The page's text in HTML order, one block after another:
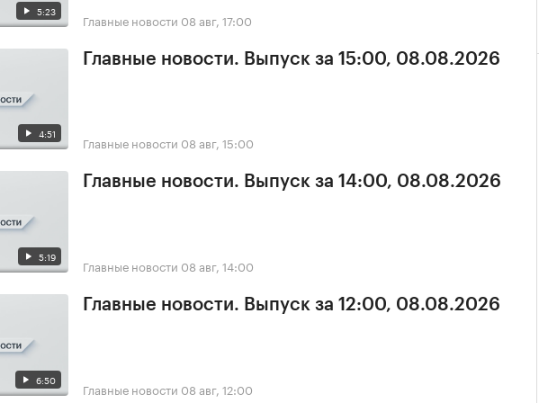
5:23 Главные новости 08 авг, 17:00
4:51
Главные новости. Выпуск за 15:00, 08.08.2026
Главные новости 08 авг, 15:00
5:19
Главные новости. Выпуск за 14:00, 08.08.2026
Главные новости 08 авг, 14:00
6:50
Главные новости. Выпуск за 12:00, 08.08.2026
Главные новости 08 авг, 12:00